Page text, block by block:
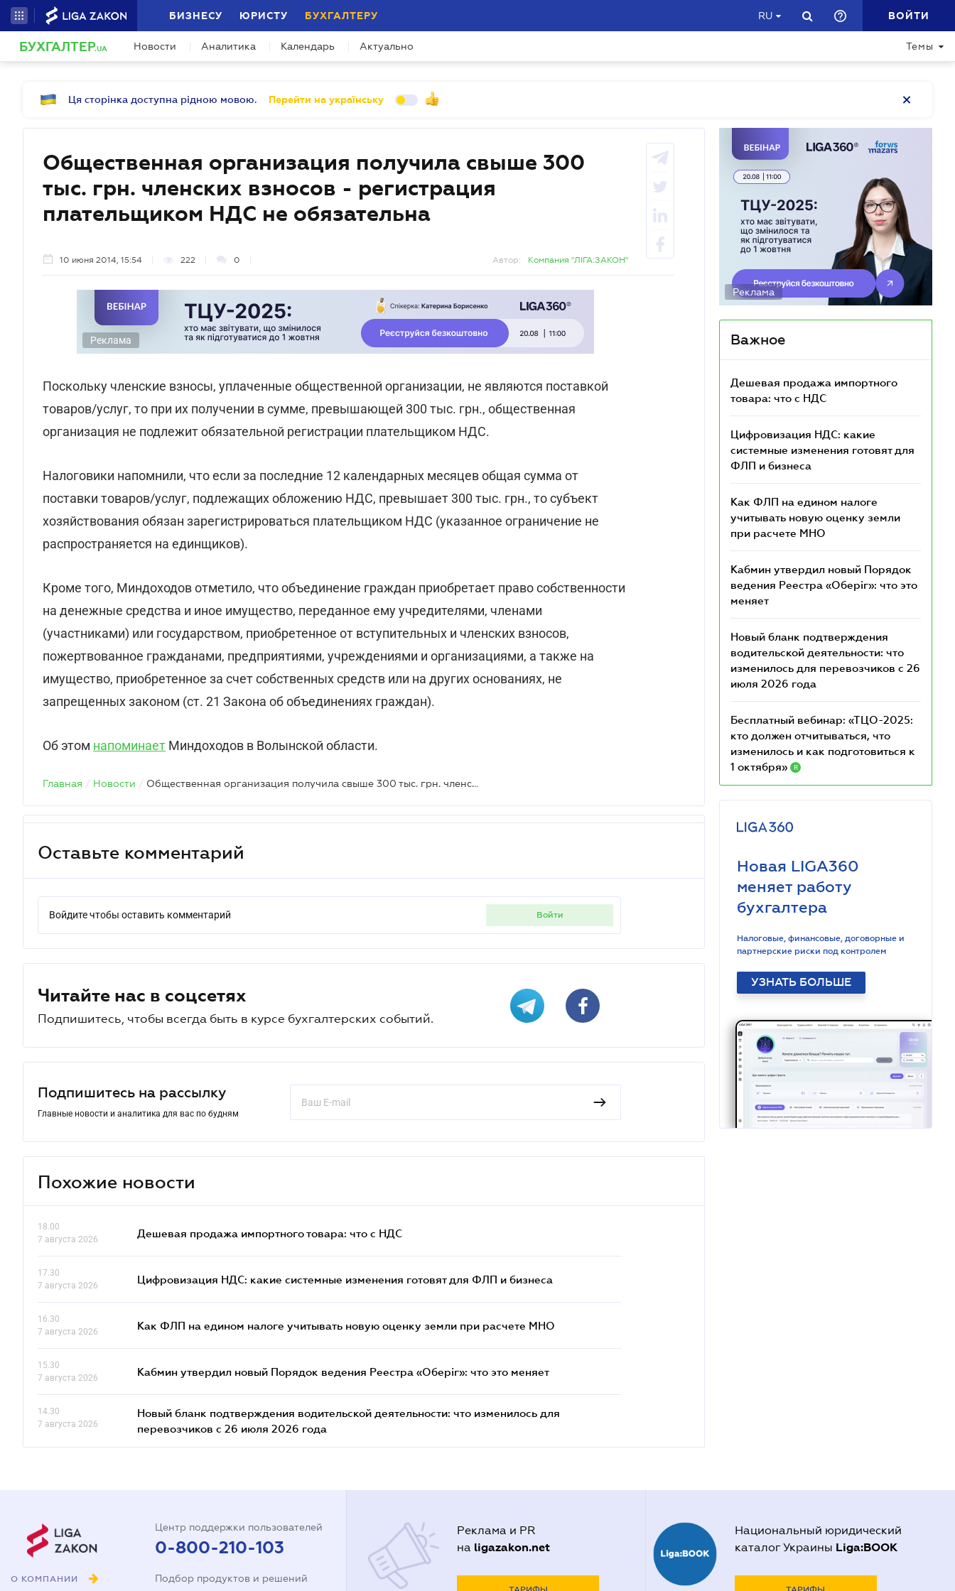
БИЗНЕСУ ЮРИСТУ БУХГАЛТЕРУ RU ВОЙТИ
БУХГАЛТЕР.UA Новости Аналитика Календарь Актуально Темы
Ця сторінка доступна рідною мовою. Перейти на українську
Общественная организация получила свыше 300
тыс. грн. членских взносов - регистрация
плательщиком НДС не обязательна
10 июня 2014, 15:54 222 0 Автор: Компания "ЛІГА:ЗАКОН"
Реклама
Поскольку членские взносы, уплаченные общественной организации, не являются поставкой
товаров/услуг, то при их получении в сумме, превышающей 300 тыс. грн., общественная
организация не подлежит обязательной регистрации плательщиком НДС.
Налоговики напомнили, что если за последние 12 календарных месяцев общая сумма от
поставки товаров/услуг, подлежащих обложению НДС, превышает 300 тыс. грн., то субъект
хозяйствования обязан зарегистрироваться плательщиком НДС (указанное ограничение не
распространяется на единщиков).
Кроме того, Миндоходов отметило, что объединение граждан приобретает право собственности
на денежные средства и иное имущество, переданное ему учредителями, членами
(участниками) или государством, приобретенное от вступительных и членских взносов,
пожертвованное гражданами, предприятиями, учреждениями и организациями, а также на
имущество, приобретенное за счет собственных средств или на других основаниях, не
запрещенных законом (ст. 21 Закона об объединениях граждан).
Об этом напоминает Миндоходов в Волынской области.
Главная / Новости / Общественная организация получила свыше 300 тыс. грн. членских взносов - регистрация плательщиком НДС не обязательна
Оставьте комментарий
Войдите чтобы оставить комментарий войти
Читайте нас в соцсетях
Подпишитесь, чтобы всегда быть в курсе бухгалтерских событий.
Подпишитесь на рассылку
Главные новости и аналитика для вас по будням
Похожие новости
18.00
7 августа 2026
Дешевая продажа импортного товара: что c НДС
17.30
7 августа 2026
Цифровизация НДС: какие системные изменения готовят для ФЛП и бизнеса
16.30
7 августа 2026
Как ФЛП на едином налоге учитывать новую оценку земли при расчете МНО
15.30
7 августа 2026
Кабмин утвердил новый Порядок ведения Реестра «Оберіг»: что это меняет
14.30
7 августа 2026
Новый бланк подтверждения водительской деятельности: что изменилось для
перевозчиков с 26 июля 2026 года
Реклама
Важное
Дешевая продажа импортного
товара: что c НДС
Цифровизация НДС: какие
системные изменения готовят для
ФЛП и бизнеса
Как ФЛП на едином налоге
учитывать новую оценку земли
при расчете МНО
Кабмин утвердил новый Порядок
ведения Реестра «Оберіг»: что это
меняет
Новый бланк подтверждения
водительской деятельности: что
изменилось для перевозчиков с 26
июля 2026 года
Бесплатный вебинар: «ТЦО-2025:
кто должен отчитываться, что
изменилось и как подготовиться к
1 октября»
R
Новая LIGA360
меняет работу
бухгалтера
Налоговые, финансовые, договорные и
партнерские риски под контролем
УЗНАТЬ БОЛЬШЕ
О КОМПАНИИ
Центр поддержки пользователей
0-800-210-103
Подбор продуктов и решений
Реклама и PR
на ligazakon.net
Национальный юридический
каталог Украины Liga:BOOK